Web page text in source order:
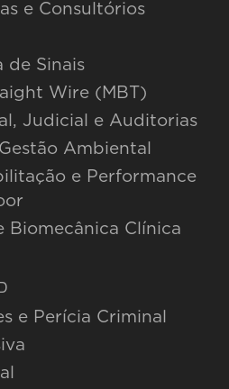
e Consultórios
de Sinais
Wire (MBT)
Judicial e Auditorias
Ambiental
e Performance
Biomecânica Clínica
e Perícia Criminal